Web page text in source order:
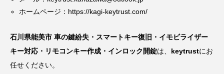
ホームページ： https://kagi-keytrust.com/
石川県能美市 車の鍵紛失・スマートキー復旧・イモビライザー
キー対応・リモコンキー作成・インロック開錠は、 keytrustにお
任せください。